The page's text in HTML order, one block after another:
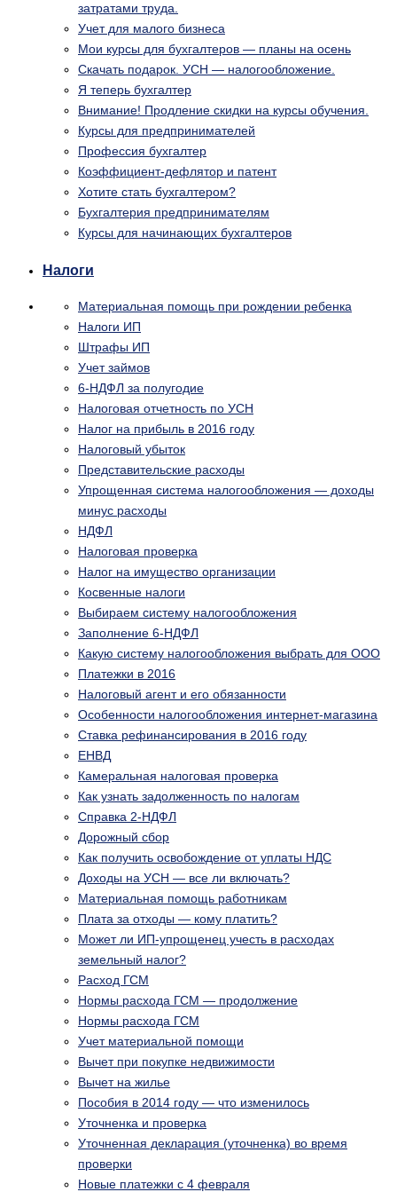
затратами труда.
Учет для малого бизнеса
Мои курсы для бухгалтеров — планы на осень
Скачать подарок. УСН — налогообложение.
Я теперь бухгалтер
Внимание! Продление скидки на курсы обучения.
Курсы для предпринимателей
Профессия бухгалтер
Коэффициент-дефлятор и патент
Хотите стать бухгалтером?
Бухгалтерия предпринимателям
Курсы для начинающих бухгалтеров
Налоги
Материальная помощь при рождении ребенка
Налоги ИП
Штрафы ИП
Учет займов
6-НДФЛ за полугодие
Налоговая отчетность по УСН
Налог на прибыль в 2016 году
Налоговый убыток
Представительские расходы
Упрощенная система налогообложения — доходы
минус расходы
НДФЛ
Налоговая проверка
Налог на имущество организации
Косвенные налоги
Выбираем систему налогообложения
Заполнение 6-НДФЛ
Какую систему налогообложения выбрать для ООО
Платежки в 2016
Налоговый агент и его обязанности
Особенности налогообложения интернет-магазина
Ставка рефинансирования в 2016 году
ЕНВД
Камеральная налоговая проверка
Как узнать задолженность по налогам
Справка 2-НДФЛ
Дорожный сбор
Как получить освобождение от уплаты НДС
Доходы на УСН — все ли включать?
Материальная помощь работникам
Плата за отходы — кому платить?
Может ли ИП-упрощенец учесть в расходах
земельный налог?
Расход ГСМ
Нормы расхода ГСМ — продолжение
Нормы расхода ГСМ
Учет материальной помощи
Вычет при покупке недвижимости
Вычет на жилье
Пособия в 2014 году — что изменилось
Уточненка и проверка
Уточненная декларация (уточненка) во время
проверки
Новые платежки с 4 февраля